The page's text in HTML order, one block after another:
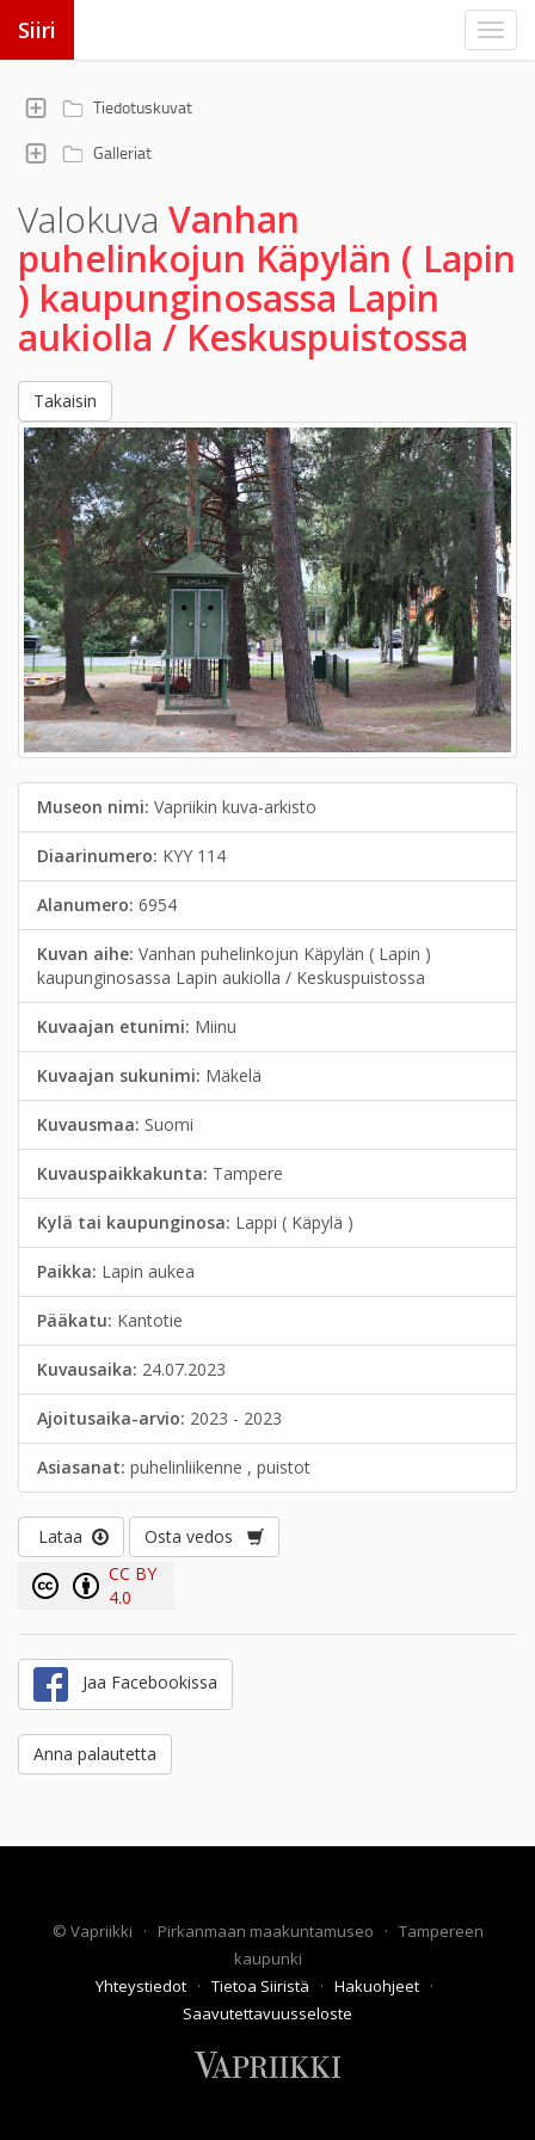
Siiri
Tiedotuskuvat
Galleriat
Valokuva Vanhan
puhelinkojun Käpylän ( Lapin
) kaupunginosassa Lapin
aukiolla / Keskuspuistossa
Takaisin
Museon nimi: Vapriikin kuva-arkisto
Diaarinumero: KYY 114
Alanumero: 6954
Kuvan aihe: Vanhan puhelinkojun Käpylän ( Lapin )
kaupunginosassa Lapin aukiolla / Keskuspuistossa
Kuvaajan etunimi: Miinu
Kuvaajan sukunimi: Mäkelä
Kuvausmaa: Suomi
Kuvauspaikkakunta: Tampere
Kylä tai kaupunginosa: Lappi ( Käpylä )
Paikka: Lapin aukea
Pääkatu: Kantotie
Kuvausaika: 24.07.2023
Ajoitusaika-arvio: 2023 - 2023
Asiasanat: puhelinliikenne , puistot
Lataa
Osta vedos
CC BY
4.0
Jaa Facebookissa
Anna palautetta
© Vapriikki · Pirkanmaan maakuntamuseo · Tampereen
kaupunki
Yhteystiedot · Tietoa Siiristä · Hakuohjeet ·
Saavutettavuusseloste